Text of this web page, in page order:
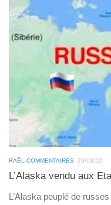
RAËL-COMMENTAIRES 29/03/22
L’Alaska vendu aux
L’Alaska peuplé de